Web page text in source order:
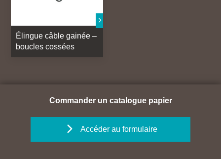
Élingue câble gainée –
boucles cossées
Commander un catalogue papier
Accéder au formulaire